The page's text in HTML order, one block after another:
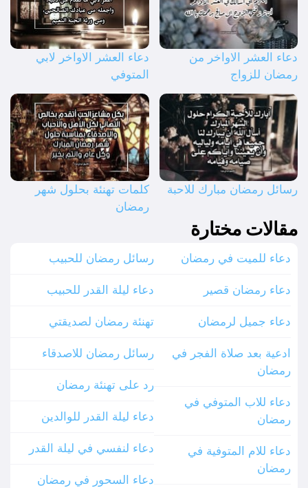
دعاء العشر الاواخر من
رمضان للزواج
دعاء العشر الاواخر لابي
المتوفي
رسائل رمضان مبارك للاحبة
كلمات تهنئة بحلول شهر
رمضان
مقالات مختارة
دعاء للميت في رمضان
دعاء رمضان قصير
دعاء جميل لرمضان
ادعية بعد صلاة الفجر في
رمضان
دعاء للاب المتوفي في
رمضان
دعاء للام المتوفية في
رمضان
رسائل رمضان للحبيب
دعاء ليلة القدر للحبيب
تهنئة رمضان لصديقتي
رسائل رمضان للاصدقاء
رد على تهنئة رمضان
دعاء ليلة القدر للوالدين
دعاء لنفسي في ليلة القدر
دعاء السحور في رمضان